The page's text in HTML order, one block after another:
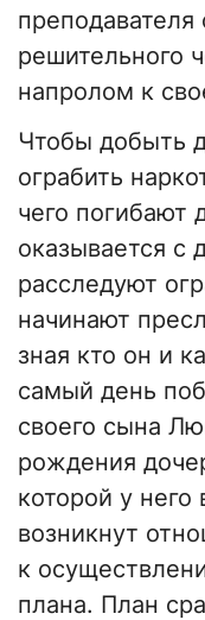
решительного
напролом к
Чтобы добыть
ограбить
чего погибают
оказывается с
расследуют
начинают
зная кто он и
самый день
своего сына
рождения
которой у
возникнут
к
плана. План